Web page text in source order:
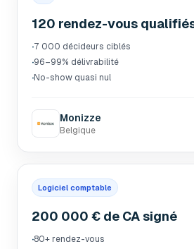
120 rendez-vous
·7 000 décideurs ciblés
·96–99% délivrabilité
·No-show quasi nul
Monizze
Belgique
Logiciel comptable
200 000 € de CA signé
·80+ rendez-vous